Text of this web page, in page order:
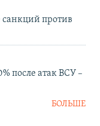
против
после атак ВСУ –
БОЛЬШЕ